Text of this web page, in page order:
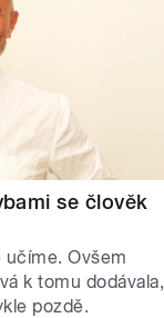
se člověk
učíme. Ovšem
k tomu dodávala,
pozdě.